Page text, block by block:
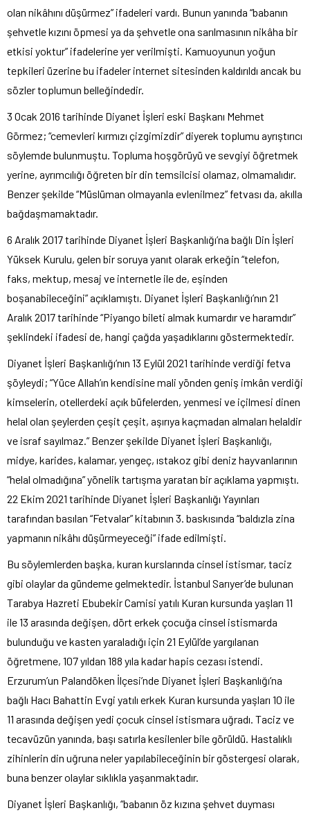
olan nikâhını düşürmez” ifadeleri vardı. Bunun yanında “babanın
şehvetle kızını öpmesi ya da şehvetle ona sarılmasının nikâha bir
etkisi yoktur” ifadelerine yer verilmişti. Kamuoyunun yoğun
tepkileri üzerine bu ifadeler internet sitesinden kaldırıldı ancak bu
sözler toplumun belleğindedir.
3 Ocak 2016 tarihinde Diyanet İşleri eski Başkanı Mehmet
Görmez; “cemevleri kırmızı çizgimizdir” diyerek toplumu ayrıştırıcı
söylemde bulunmuştu. Topluma hoşgörüyü ve sevgiyi öğretmek
yerine, ayrımcılığı öğreten bir din temsilcisi olamaz, olmamalıdır.
Benzer şekilde “Müslüman olmayanla evlenilmez” fetvası da, akılla
bağdaşmamaktadır.
6 Aralık 2017 tarihinde Diyanet İşleri Başkanlığı’na bağlı Din İşleri
Yüksek Kurulu, gelen bir soruya yanıt olarak erkeğin “telefon,
faks, mektup, mesaj ve internetle ile de, eşinden
boşanabileceğini” açıklamıştı. Diyanet İşleri Başkanlığı’nın 21
Aralık 2017 tarihinde “Piyango bileti almak kumardır ve haramdır”
şeklindeki ifadesi de, hangi çağda yaşadıklarını göstermektedir.
Diyanet İşleri Başkanlığı’nın 13 Eylül 2021 tarihinde verdiği fetva
şöyleydi; “Yüce Allah’ın kendisine mali yönden geniş imkân verdiği
kimselerin, otellerdeki açık büfelerden, yenmesi ve içilmesi dinen
helal olan şeylerden çeşit çeşit, aşırıya kaçmadan almaları helaldir
ve israf sayılmaz.” Benzer şekilde Diyanet İşleri Başkanlığı,
midye, karides, kalamar, yengeç, ıstakoz gibi deniz hayvanlarının
“helal olmadığına” yönelik tartışma yaratan bir açıklama yapmıştı.
22 Ekim 2021 tarihinde Diyanet İşleri Başkanlığı Yayınları
tarafından basılan “Fetvalar” kitabının 3. baskısında “baldızla zina
yapmanın nikâhı düşürmeyeceği” ifade edilmişti.
Bu söylemlerden başka, kuran kurslarında cinsel istismar, taciz
gibi olaylar da gündeme gelmektedir. İstanbul Sarıyer’de bulunan
Tarabya Hazreti Ebubekir Camisi yatılı Kuran kursunda yaşları 11
ile 13 arasında değişen, dört erkek çocuğa cinsel istismarda
bulunduğu ve kasten yaraladığı için 21 Eylül’de yargılanan
öğretmene, 107 yıldan 188 yıla kadar hapis cezası istendi.
Erzurum’un Palandöken İlçesi’nde Diyanet İşleri Başkanlığı’na
bağlı Hacı Bahattin Evgi yatılı erkek Kuran kursunda yaşları 10 ile
11 arasında değişen yedi çocuk cinsel istismara uğradı. Taciz ve
tecavüzün yanında, başı satırla kesilenler bile görüldü. Hastalıklı
zihinlerin din uğruna neler yapılabileceğinin bir göstergesi olarak,
buna benzer olaylar sıklıkla yaşanmaktadır.
Diyanet İşleri Başkanlığı, “babanın öz kızına şehvet duyması